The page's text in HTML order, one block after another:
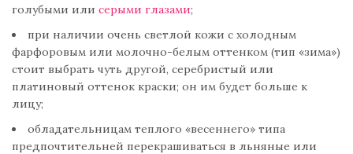
голубыми или серыми глазами;
при наличии очень светлой кожи с холодным
фарфоровым или молочно-белым оттенком (тип «зима»)
стоит выбрать чуть другой, серебристый или
платиновый оттенок краски; он им будет больше к
лицу;
обладательницам теплого «весеннего» типа
предпочтительней перекрашиваться в льняные или